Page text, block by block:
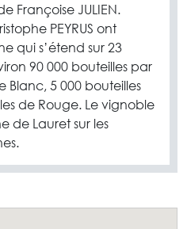
Françoise JULIEN.
PEYRUS ont
qui s’étend sur 23
90 000 bouteilles par
Blanc, 5 000 bouteilles
de Rouge. Le vignoble
de Lauret sur les